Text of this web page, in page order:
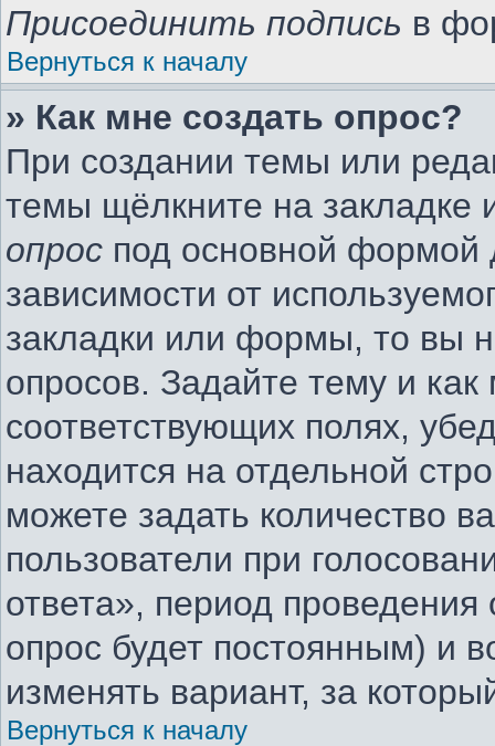
Присоединить подпись в
Вернуться к началу
» Как мне создать опрос?
При создании темы или
темы щёлкните на
опрос под основной формой
зависимости от
закладки или формы, то вы
опросов. Задайте тему и
соответствующих полях,
находится на отдельной
можете задать количество
пользователи при
ответа», период проведения
опрос будет постоянным) и
изменять вариант, за
Вернуться к началу